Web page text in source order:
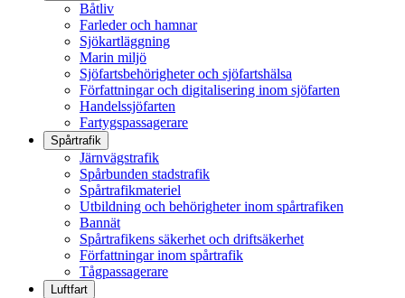
Båtliv
Farleder och hamnar
Sjökartläggning
Marin miljö
Sjöfartsbehörigheter och sjöfartshälsa
Författningar och digitalisering inom sjöfarten
Handelssjöfarten
Fartygspassagerare
Spårtrafik
Järnvägstrafik
Spårbunden stadstrafik
Spårtrafikmateriel
Utbildning och behörigheter inom spårtrafiken
Bannät
Spårtrafikens säkerhet och driftsäkerhet
Författningar inom spårtrafik
Tågpassagerare
Luftfart